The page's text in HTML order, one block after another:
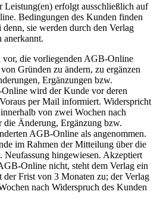
erfolgt ausschließlich auf
Bedingungen des Kunden finden
sie werden durch den Verlag
anerkannt.
die vorliegenden AGB-Online
Gründen zu ändern, zu ergänzen
Ergänzungen bzw.
wird der Kunde vor deren
per Mail informiert. Widerspricht
von zwei Wochen nach
Änderung, Ergänzung bzw.
AGB-Online als angenommen.
im Rahmen der Mitteilung über die
Neufassung hingewiesen. Akzeptiert
Online nicht, steht dem Verlag ein
der Frist von 3 Monaten zu; der Verlag
nach Widerspruch des Kunden